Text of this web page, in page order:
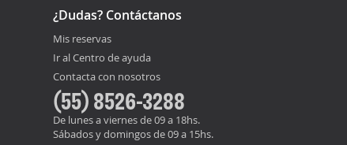
¿Dudas? Contáctanos
Mis reservas
Ir al Centro de ayuda
Contacta con nosotros
(55) 8526-3288
De lunes a viernes de 09 a 18hs.
Sábados y domingos de 09 a 15hs.